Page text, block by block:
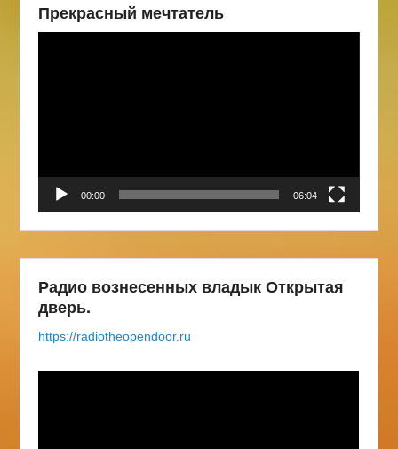
Прекрасный мечтатель
00:00 06:04
Радио вознесенных владык Открытая
дверь.
https://radiotheopendoor.ru